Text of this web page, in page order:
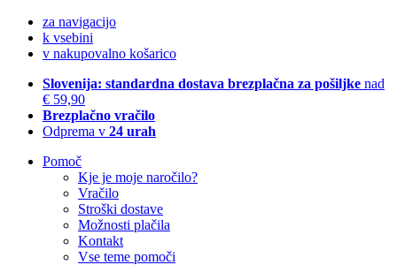
za navigacijo
k vsebini
v nakupovalno košarico
Slovenija: standardna dostava brezplačna za pošiljke nad
€ 59,90
Brezplačno vračilo
Odprema v 24 urah
Pomoč
Kje je moje naročilo?
Vračilo
Stroški dostave
Možnosti plačila
Kontakt
Vse teme pomoči